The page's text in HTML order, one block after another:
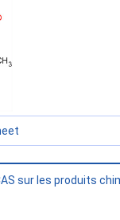
sur les produits